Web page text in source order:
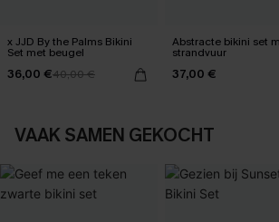
x JJD By the Palms Bikini
Set met beugel
36,00 €40,00 €
Abstracte bikini set
strandvuur
37,00 €
VAAK SAMEN GEKOCHT